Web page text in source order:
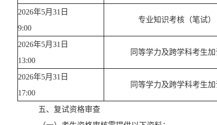
2026年5月31日
9:00
专业知识考核（笔试）
2026年5月31日
13:00
同等学力及跨学科考生加
2026年5月31日
1 7:00
同等学力及跨学科考生加
五、复试资格审查